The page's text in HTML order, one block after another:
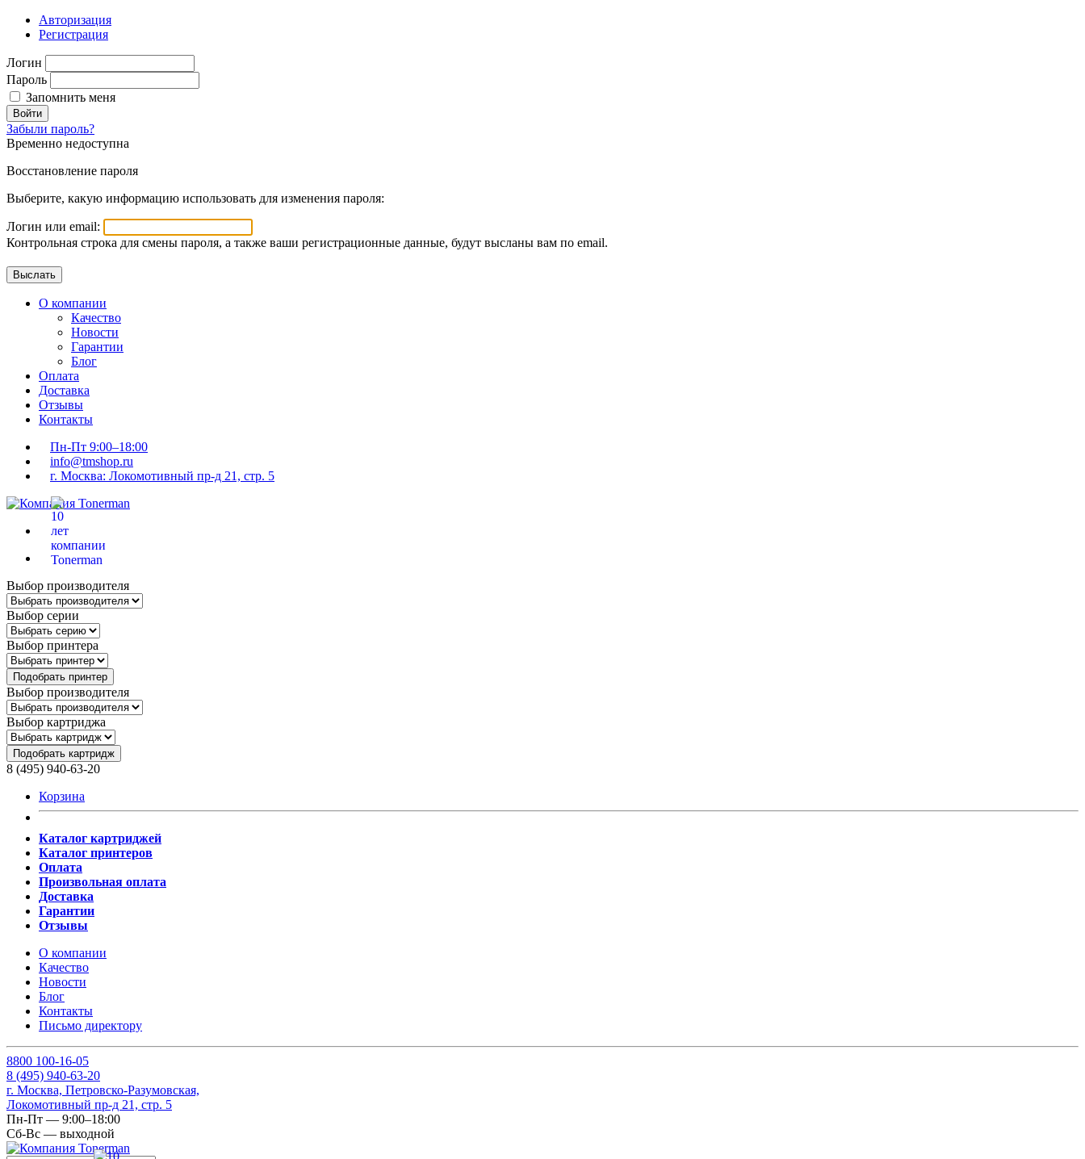
Авторизация
Регистрация
Логин
Пароль
Запомнить меня
Войти
Забыли пароль?
Временно недоступна
Восстановление пароля
Выберите, какую информацию использовать для изменения пароля:
Логин или email:
Контрольная строка для смены пароля, а также ваши регистрационные данные, будут высланы вам по email.
О компании
Качество
Новости
Гарантии
Блог
Оплата
Доставка
Отзывы
Контакты
Пн-Пт 9:00–18:00
info@tmshop.ru
г. Москва: Локомотивный пр-д 21, стр. 5
Выбор производителя
Выбор серии
Выбор принтера
Подобрать принтер
Выбор производителя
Выбор картриджа
Подобрать картридж
8 (495) 940-63-20
Корзина
Каталог картриджей
Каталог принтеров
Оплата
Произвольная оплата
Доставка
Гарантии
Отзывы
О компании
Качество
Новости
Блог
Контакты
Письмо директору
8800 100-16-05
8 (495) 940-63-20
г. Москва, Петровско-Разумовская,
Локомотивный пр-д 21, стр. 5
Пн-Пт — 9:00–18:00
Сб-Вс — выходной